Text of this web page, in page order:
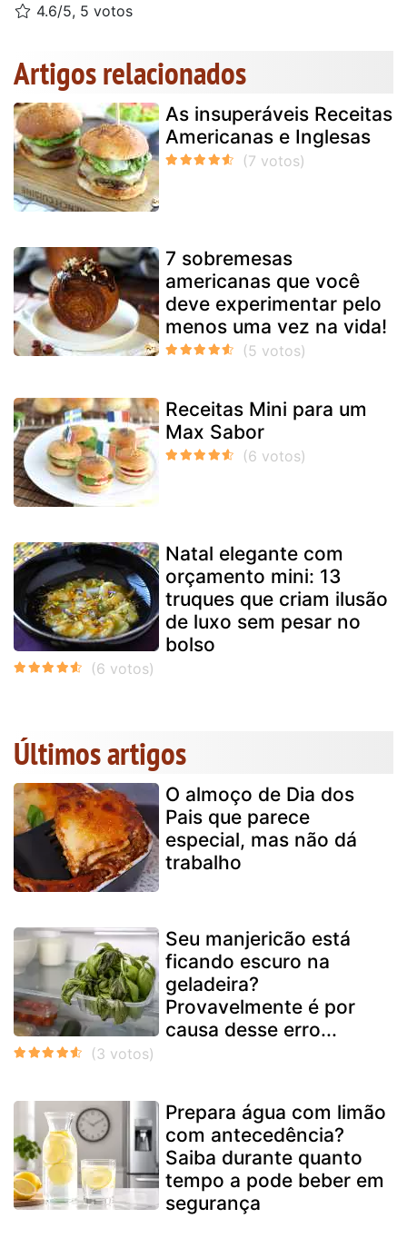
4.6/5, 5 votos
Artigos relacionados
As insuperáveis Receitas
Americanas e Inglesas
7 sobremesas
americanas que você
deve experimentar pelo
menos uma vez na vida!
Receitas Mini para um
Max Sabor
Natal elegante com
orçamento mini: 13
truques que criam ilusão
de luxo sem pesar no
bolso
Últimos artigos
O almoço de Dia dos
Pais que parece
especial, mas não dá
trabalho
Seu manjericão está
ficando escuro na
geladeira?
Provavelmente é por
causa desse erro...
Prepara água com limão
com antecedência?
Saiba durante quanto
tempo a pode beber em
segurança